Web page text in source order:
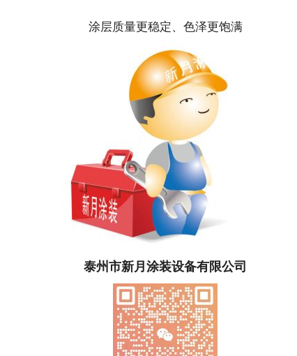
涂层质量更稳定、色泽更饱满
泰州市新月涂装设备有限公司